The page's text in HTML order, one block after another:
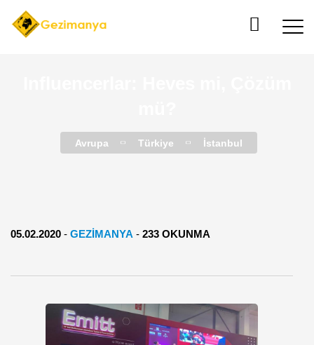
Avrupa Türkiye İstanbul
05.02.2020 - GEZIMANYA - 233 OKUNMA